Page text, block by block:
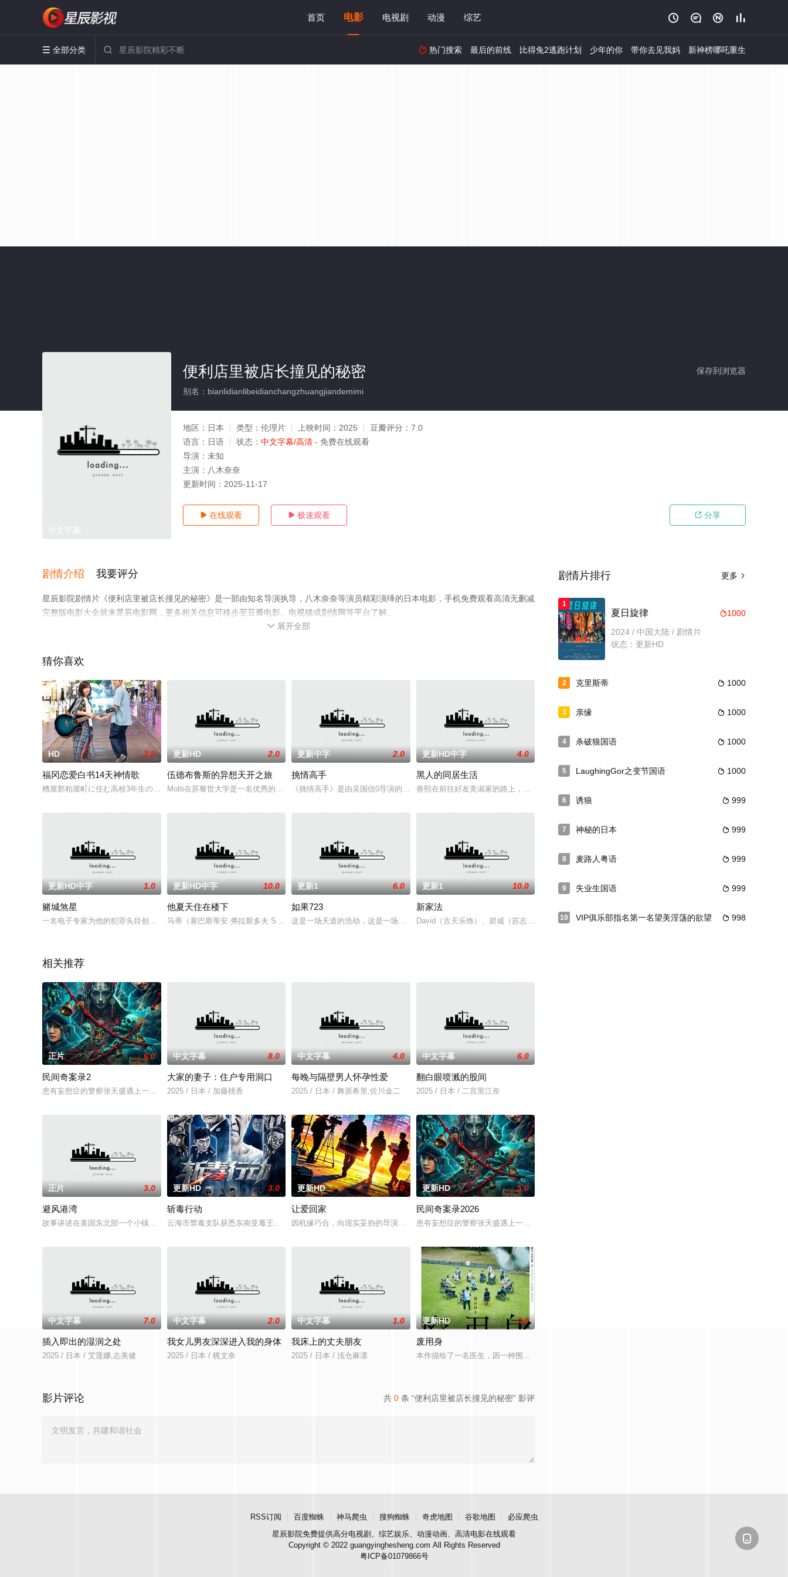
首页 电影 电视剧 动漫 综艺    
 全部分类   热门搜索 最后的前线 比得兔2逃跑计划 少年的你 带你去见我妈 新神榜哪吒重生
保存到浏览器
便利店里被店长撞见的秘密
别名：bianlidianlibeidianchangzhuangjiandemimi
地区： 日本 类型： 伦理片 上映时间： 2025 豆瓣评分： 7.0
语言： 日语 状态： 中文字幕/高清 - 免费在线观看
导演： 未知
主演： 八木奈奈
更新时间： 2025-11-17
 在线观看  极速观看  分享
剧情介绍 我要评分
星辰影院剧情片《便利店里被店长撞见的秘密》是一部由知名导演执导，八木奈奈等演员精彩演绎的日本电影，手机免费观看高清无删减
完整版电影大全就来星辰电影网，更多相关信息可移步至豆瓣电影、电视猫或剧情网等平台了解。
 展开全部
猜你喜欢
HD 2.0
福冈恋爱白书14天神情歌
糟屋郡粕屋町に住む高校3年生の未来（ミキ）は、 恋人と友人に裏切られた過去から、人を信じられず、恋もできないでいた。 「音楽さえあれば
更新HD 2.0
伍德布鲁斯的异想天开之旅
Motti在苏黎世大学是一名优秀的学生，在他父亲的公司兼职，大胡子，穿着不起眼。在此之前，Motti Wolkenbruch总是很听他
更新中字 2.0
挑情高手
《挑情高手》是由吴国信0导演的台湾电影，演员，黄健群 王韦翔 米雪 贺敏 林美伦等
更新HD中字 4.0
黑人的同居生活
善熙在前往好友美淑家的路上，惊讶地发现一个黑人男子在追她。原来这个黑人是她朋友的男友安迪。在与这
更新HD中字 1.0
赌城煞星
一名电子专家为他的犯罪头目创建了一个巨大的博彩广播系统，并在他的头目被谋杀后接管了运营。他的贪婪导致他走上一条致命的破坏之路。《赌城煞
更新HD中字 10.0
他夏天住在楼下
马蒂（塞巴斯蒂安·弗拉斯多夫 Sebastian Fr?sdorf 饰）是一个性格非常软弱的男人，遇事只会忍气吞声，毫无反抗意识。这年
更新1 6.0
如果723
这是一场天道的浩劫，这是一场悲痛的记忆，一个大众永远无法忘怀的黑色星期六—2011年7月23日。《如果723》主要以四个故事展开述说，
更新1 10.0
新家法
David（古天乐饰）、碧咸（苏志威饰）、碧咸的妹妹阿Ann（杨恭如饰）、泉（李灿森饰）从小一起长大，四
相关推荐
正片 6.0
民间奇案录2
患有妄想症的警察张天盛遇上一起离奇的神像杀人事件，勘案过程中，牵引出“婴胎报仇”，“娘娘索命”等一连串妖异事件，张天盛虽被种种诡怪幻象
中文字幕 8.0
大家的妻子：住户专用洞口
2025 / 日本 / 加藤桃香
中文字幕 4.0
每晚与隔壁男人怀孕性爱
2025 / 日本 / 舞原希里,佐川金二
中文字幕 6.0
翻白眼喷溅的股间
2025 / 日本 / 二宫里江奈
正片 3.0
避风港湾
故事讲述在美国东北部一个小镇的农场，一个怀抱音乐理想的男孩，在追求爱情与理想的道路上历经的艰辛。男主人公曾被迫接受性向矫正治疗，在另一
更新HD 3.0
斩毒行动
云海市禁毒支队获悉东南亚毒王廖爷将携600余公斤毒品来云交易，火速成立“斩毒行动”专案组，借调警员安迪参战。首轮毒贩阿泰交易败露被廖爷
更新HD 5.0
让爱回家
因机缘巧合，向现实妥协的导演朱达仁萌生拍一部《河南人在北京》电影的念头，在说服主编姚松、老乡韩战、二房东杨小强加入后，一路曲折式“
更新HD 5.0
民间奇案录2026
患有妄想症的警察张天盛遇上一起离奇的神像杀人事件，勘案过程中，牵引出“婴胎报仇”，“娘娘索命”等一连
中文字幕 7.0
插入即出的湿润之处
2025 / 日本 / 艾莲娜,志美健
中文字幕 2.0
我女儿男友深深进入我的身体
2025 / 日本 / 梶文奈
中文字幕 1.0
我床上的丈夫朋友
2025 / 日本 / 浅仓麻凛
更新HD 4.0
废用身
本作描绘了一名医生，因一种围绕“废用身”——因瘫痪等原因已无恢复可能的四肢——的治疗方法，而一步步
共 0 条 “便利店里被店长撞见的秘密” 影评
影片评论
更多 
剧情片排行
1
1000
夏日旋律
2024 / 中国大陆 / 剧情片
状态：更新HD
2  1000
克里斯蒂
3  1000
亲缘
4  1000
杀破狼国语
5  1000
LaughingGor之变节国语
6  999
诱狼
7  999
神秘的日本
8  999
麦路人粤语
9  999
失业生国语
10  998
VIP俱乐部指名第一名望美淫荡的欲望

RSS订阅 百度蜘蛛 神马爬虫 搜狗蜘蛛 奇虎地图 谷歌地图
必应爬虫
星辰影院免费提供高分电视剧、综艺娱乐、动漫动画、高清电影在线观看
Copyright © 2022 guangyinghesheng.com All Rights Reserved
粤ICP备01079866号